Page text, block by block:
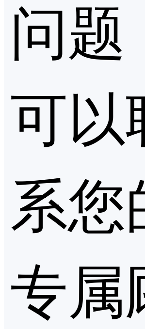
问题
可以
系您
专属